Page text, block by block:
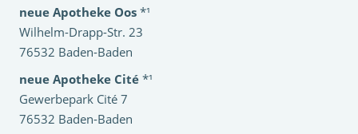
neue Apotheke Oos *¹
Wilhelm-Drapp-Str. 23
76532 Baden-Baden
neue Apotheke Cité *¹
Gewerbepark Cité 7
76532 Baden-Baden